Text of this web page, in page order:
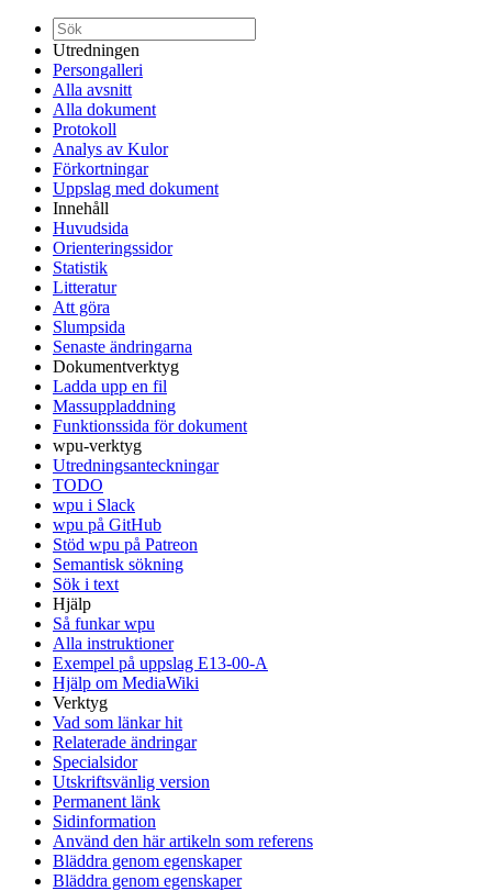
Utredningen
Persongalleri
Alla avsnitt
Alla dokument
Protokoll
Analys av Kulor
Förkortningar
Uppslag med dokument
Innehåll
Huvudsida
Orienteringssidor
Statistik
Litteratur
Att göra
Slumpsida
Senaste ändringarna
Dokumentverktyg
Ladda upp en fil
Massuppladdning
Funktionssida för dokument
wpu-verktyg
Utredningsanteckningar
TODO
wpu i Slack
wpu på GitHub
Stöd wpu på Patreon
Semantisk sökning
Sök i text
Hjälp
Så funkar wpu
Alla instruktioner
Exempel på uppslag E13-00-A
Hjälp om MediaWiki
Verktyg
Vad som länkar hit
Relaterade ändringar
Specialsidor
Utskriftsvänlig version
Permanent länk
Sidinformation
Använd den här artikeln som referens
Bläddra genom egenskaper
Bläddra genom egenskaper